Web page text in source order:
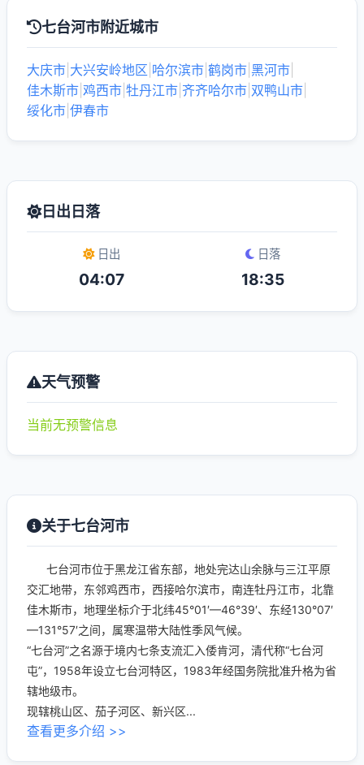
七台河市附近城市
大庆市 大兴安岭地区 哈尔滨市 鹤岗市 黑河市
佳木斯市 鸡西市 牡丹江市 齐齐哈尔市 双鸭山市
绥化市 伊春市
日出日落
日出
04:07
日落
18:35
天气预警
当前无预警信息
关于七台河市
七台河市位于黑龙江省东部，地处完达山余脉与三江平原
交汇地带，东邻鸡西市，西接哈尔滨市，南连牡丹江市，北靠
佳木斯市，地理坐标介于北纬45°01′—46°39′、东经130°07′
—131°57′之间，属寒温带大陆性季风气候。
“七台河”之名源于境内七条支流汇入倭肯河，清代称“七台河
屯”，1958年设立七台河特区，1983年经国务院批准升格为省
辖地级市。
现辖桃山区、茄子河区、新兴区...
查看更多介绍 >>